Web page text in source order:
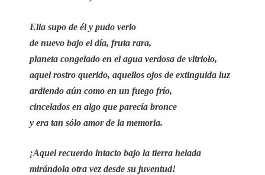
Ella supo de él y pudo verlo
de nuevo bajo el día, fruta rara,
planeta congelado en el agua verdosa de vitriolo,
aquel rostro querido, aquellos ojos de extinguida luz
ardiendo aún como en un fuego frío,
cincelados en algo que parecía bronce
y era tan sólo amor de la memoria.
¡Aquel recuerdo intacto bajo la tierra helada
mirándola otra vez desde su juventud!